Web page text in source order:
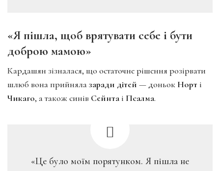
«Я пішла, щоб врятувати себе і бути
доброю мамою»
Кардашян зізналася, що остаточне рішення розірвати
шлюб вона прийнялазаради дітей — доньок Норт і
Чикаго, а також синів Сейнта і Псалма.
«Це було моїм порятунком. Я пішла не